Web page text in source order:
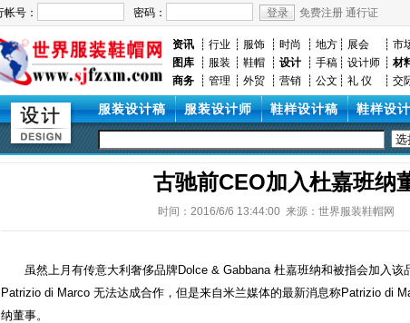
资讯 ┊ 行业 ┊ 服饰 ┊ 时尚 ┊ 地方 ┊ 展会 ┊ 市
图库
┊ 服装 ┊ 鞋帽 ┊ 设计 ┊ 手稿 ┊ 设计师 ┊ 材
商务
┊ 管理 ┊ 外贸 ┊ 营销 ┊ 公文 ┊ 礼 仪 ┊ 交
服装设计稿 服装设计师 鞋样设计稿 鞋样设
古驰前CEO加入杜嘉班纳
时间：2016/6/6 13:44:00 来源： 世界服装鞋帽网
虽然上月有传意大利 奢侈品牌Dolce & Gabbana 杜嘉班纳和被指会加入
Patrizio di Marco 无法达成合作，但是来自米兰媒体的最新消息称Patrizio di
纳董事。